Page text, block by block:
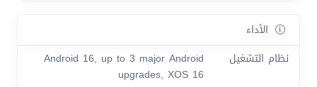
الأداء
نظام التشغيل
Android 16, up to 3 major Android
upgrades, XOS 16